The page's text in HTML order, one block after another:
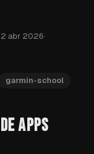
2 abr 2026·
garmin-school
APPS